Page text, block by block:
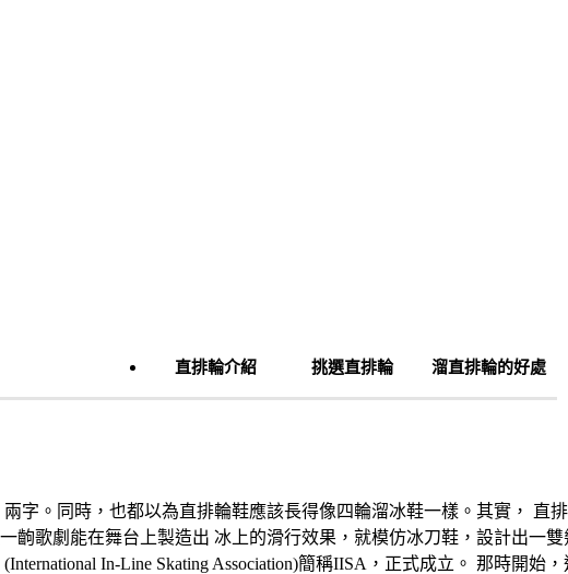
溜直排輪的好處
挑選直排輪
直排輪介紹
字。同時，也都以為直排輪鞋應該長得像四輪溜冰鞋一樣。其實， 直
齣歌劇能在舞台上製造出 冰上的滑行效果，就模仿冰刀鞋，設計出一雙
In-Line Skating Association)簡稱IISA，正式成立。 那時開始